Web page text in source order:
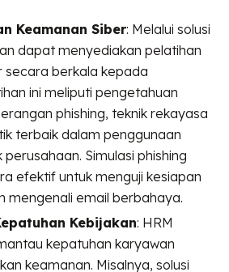
Keamanan Siber: Melalui solusi
dapat menyediakan pelatihan
secara berkala kepada
ini meliputi pengetahuan
phishing, teknik rekayasa
terbaik dalam penggunaan
Simulasi phishing
efektif untuk menguji kesiapan
mengenali email berbahaya.
Kebijakan: HRM
kepatuhan karyawan
keamanan. Misalnya, solusi